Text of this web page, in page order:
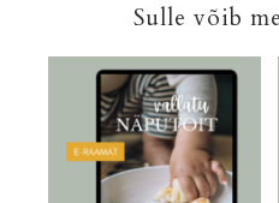
Sulle võib